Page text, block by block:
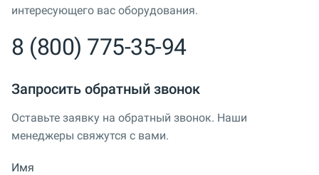
интересующего вас оборудования.
8 (800) 775-35-94
Запросить обратный звонок
Оставьте заявку на обратный звонок. Наши
менеджеры свяжутся с вами.
Имя